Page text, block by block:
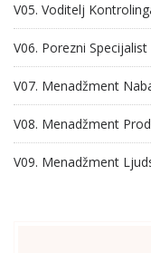
V05. Voditelj
V06. Porezni Specijalist
V07. Menadžment
V08. Menadžment
V09. Menadžment